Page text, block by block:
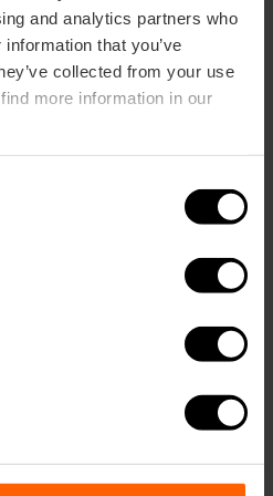
and analytics partners who
that you’ve
collected from your use
more information in our
44 46001 València